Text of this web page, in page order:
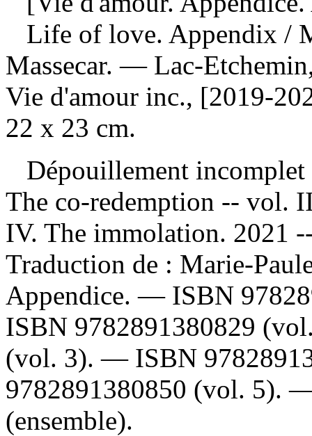
Life of love. Appendix /
Massecar. — Lac-
Vie d'amour inc., [2019-
22 x 23 cm.
Dépouillement
The co-redemption -- vol.
IV. The immolation. 2021
Traduction de : Marie-
Appendice. — ISBN
ISBN 9782891380829
(vol. 3). — ISBN
9782891380850 (vol. 5).
(ensemble).